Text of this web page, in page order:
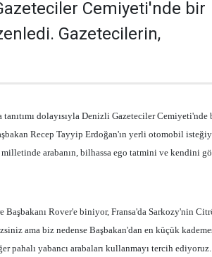
Cemiyeti'nde bir
Gazetecilerin,
dolayısıyla Denizli Gazeteciler Cemiyeti'nde
Recep Tayyip Erdoğan'ın yerli otomobil
arabanın, bilhassa ego tatmini ve kendini
Rover'e biniyor, Fransa'da Sarkozy'nin
ama biz nedense Başbakan'dan en küçük
pahalı yabancı arabaları kullanmayı tercih